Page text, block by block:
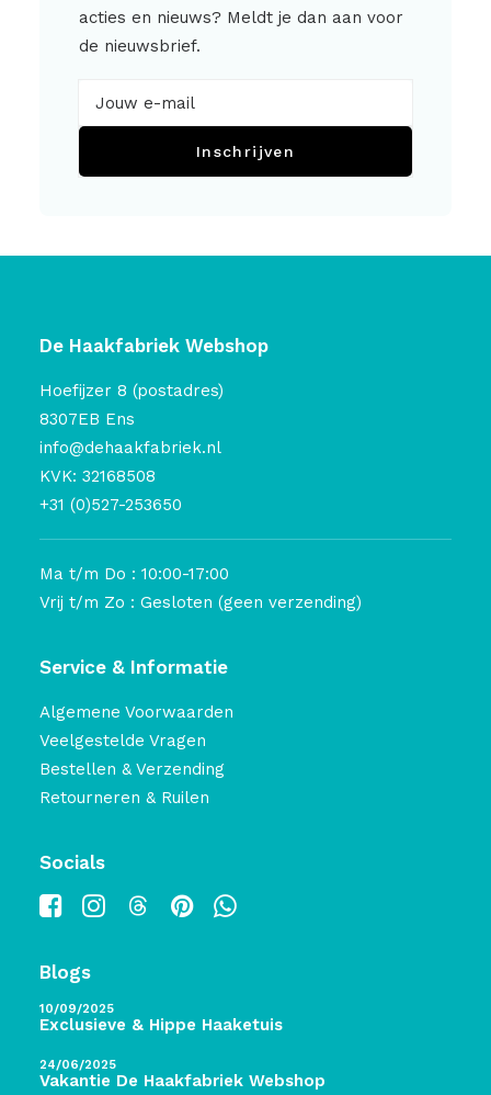
acties en nieuws? Meldt je dan aan voor
de nieuwsbrief.
Inschrijven
De Haakfabriek Webshop
Hoefijzer 8 (postadres)
8307EB Ens
info@dehaakfabriek.nl
KVK: 32168508
+31 (0)527-253650
Ma t/m Do : 10:00-17:00
Vrij t/m Zo : Gesloten (geen verzending)
Service & Informatie
Algemene Voorwaarden
Veelgestelde Vragen
Bestellen & Verzending
Retourneren & Ruilen
Socials
Blogs
10/09/2025
Exclusieve & Hippe Haaketuis
24/06/2025
Vakantie De Haakfabriek Webshop